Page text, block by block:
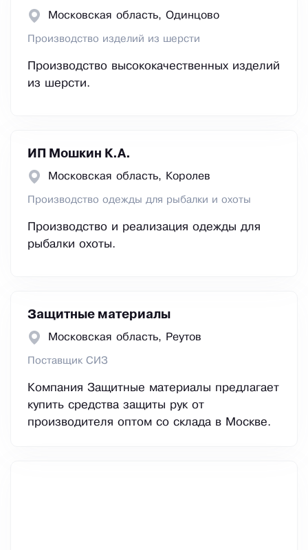
Московская область, Одинцово
Производство изделий из шерсти
Производство высококачественных изделий
из шерсти.
ИП Мошкин К.А.
Московская область, Королев
Производство одежды для рыбалки и охоты
Производство и реализация одежды для
рыбалки охоты.
Защитные материалы
Московская область, Реутов
Поставщик СИЗ
Компания Защитные материалы предлагает
купить средства защиты рук от
производителя оптом со склада в Москве.